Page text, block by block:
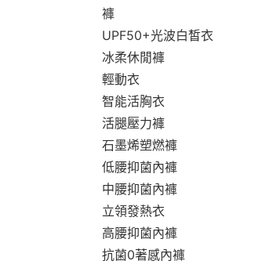
褲
UPF50+光波白皙衣
冰柔休閒褲
輕動衣
智能活胸衣
活腿壓力褲
石墨烯塑燃褲
低腰抑菌內褲
中腰抑菌內褲
立領發熱衣
高腰抑菌內褲
抗菌0著感內褲